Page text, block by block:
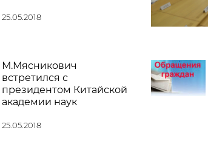
25.05.2018
М.Мясникович
встретился с
президентом Китайской
академии наук
25.05.2018